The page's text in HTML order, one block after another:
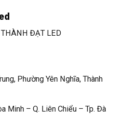
THÀNH ĐẠT LED
Phường Yên Nghĩa, Thành
Minh – Q. Liên Chiểu – Tp. Đà